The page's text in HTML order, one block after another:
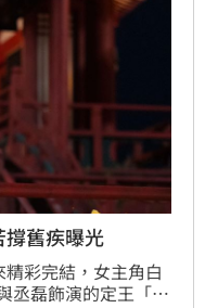
舊疾曝光
彩完結，女主角白
丞磊飾演的定王「墨